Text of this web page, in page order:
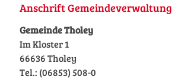
Anschrift Gemeindeverwaltung
Gemeinde Tholey
Im Kloster 1
66636 Tholey
Tel.: (06853) 508-0